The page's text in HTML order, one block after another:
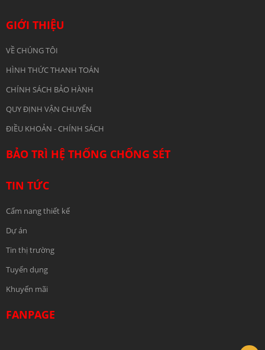
GIỚI THIỆU
VỀ CHÚNG TÔI
HÌNH THỨC THANH TOÁN
CHÍNH SÁCH BẢO HÀNH
QUY ĐỊNH VẬN CHUYỂN
ĐIỀU KHOẢN - CHÍNH SÁCH
BẢO TRÌ HỆ THỐNG CHỐNG SÉT
TIN TỨC
Cẩm nang thiết kế
Dự án
Tin thị trường
Tuyển dụng
Khuyến mãi
FANPAGE